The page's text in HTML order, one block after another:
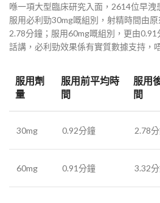
喺一項大型臨床研究入面，2614位早洩
服用必利勁30mg嘅組別，射精時間由
2.78分鐘；服用60mg嘅組別，更由
話講，必利勁效果係有實質數據支持，
服用劑
量
服用前平均時
間
服用
間
30mg 0.92分鐘 2.78
60mg 0.91分鐘 3.32